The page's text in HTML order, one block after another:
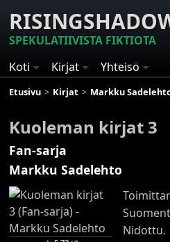
SPEKULATIIVISTA FIKTIOTA
Koti
Kirjat Yhteisö
Etusivu Kirjat Markku
Kuoleman kirjat 3
Fan-sarja
Markku Sadelehto
Nidottu.